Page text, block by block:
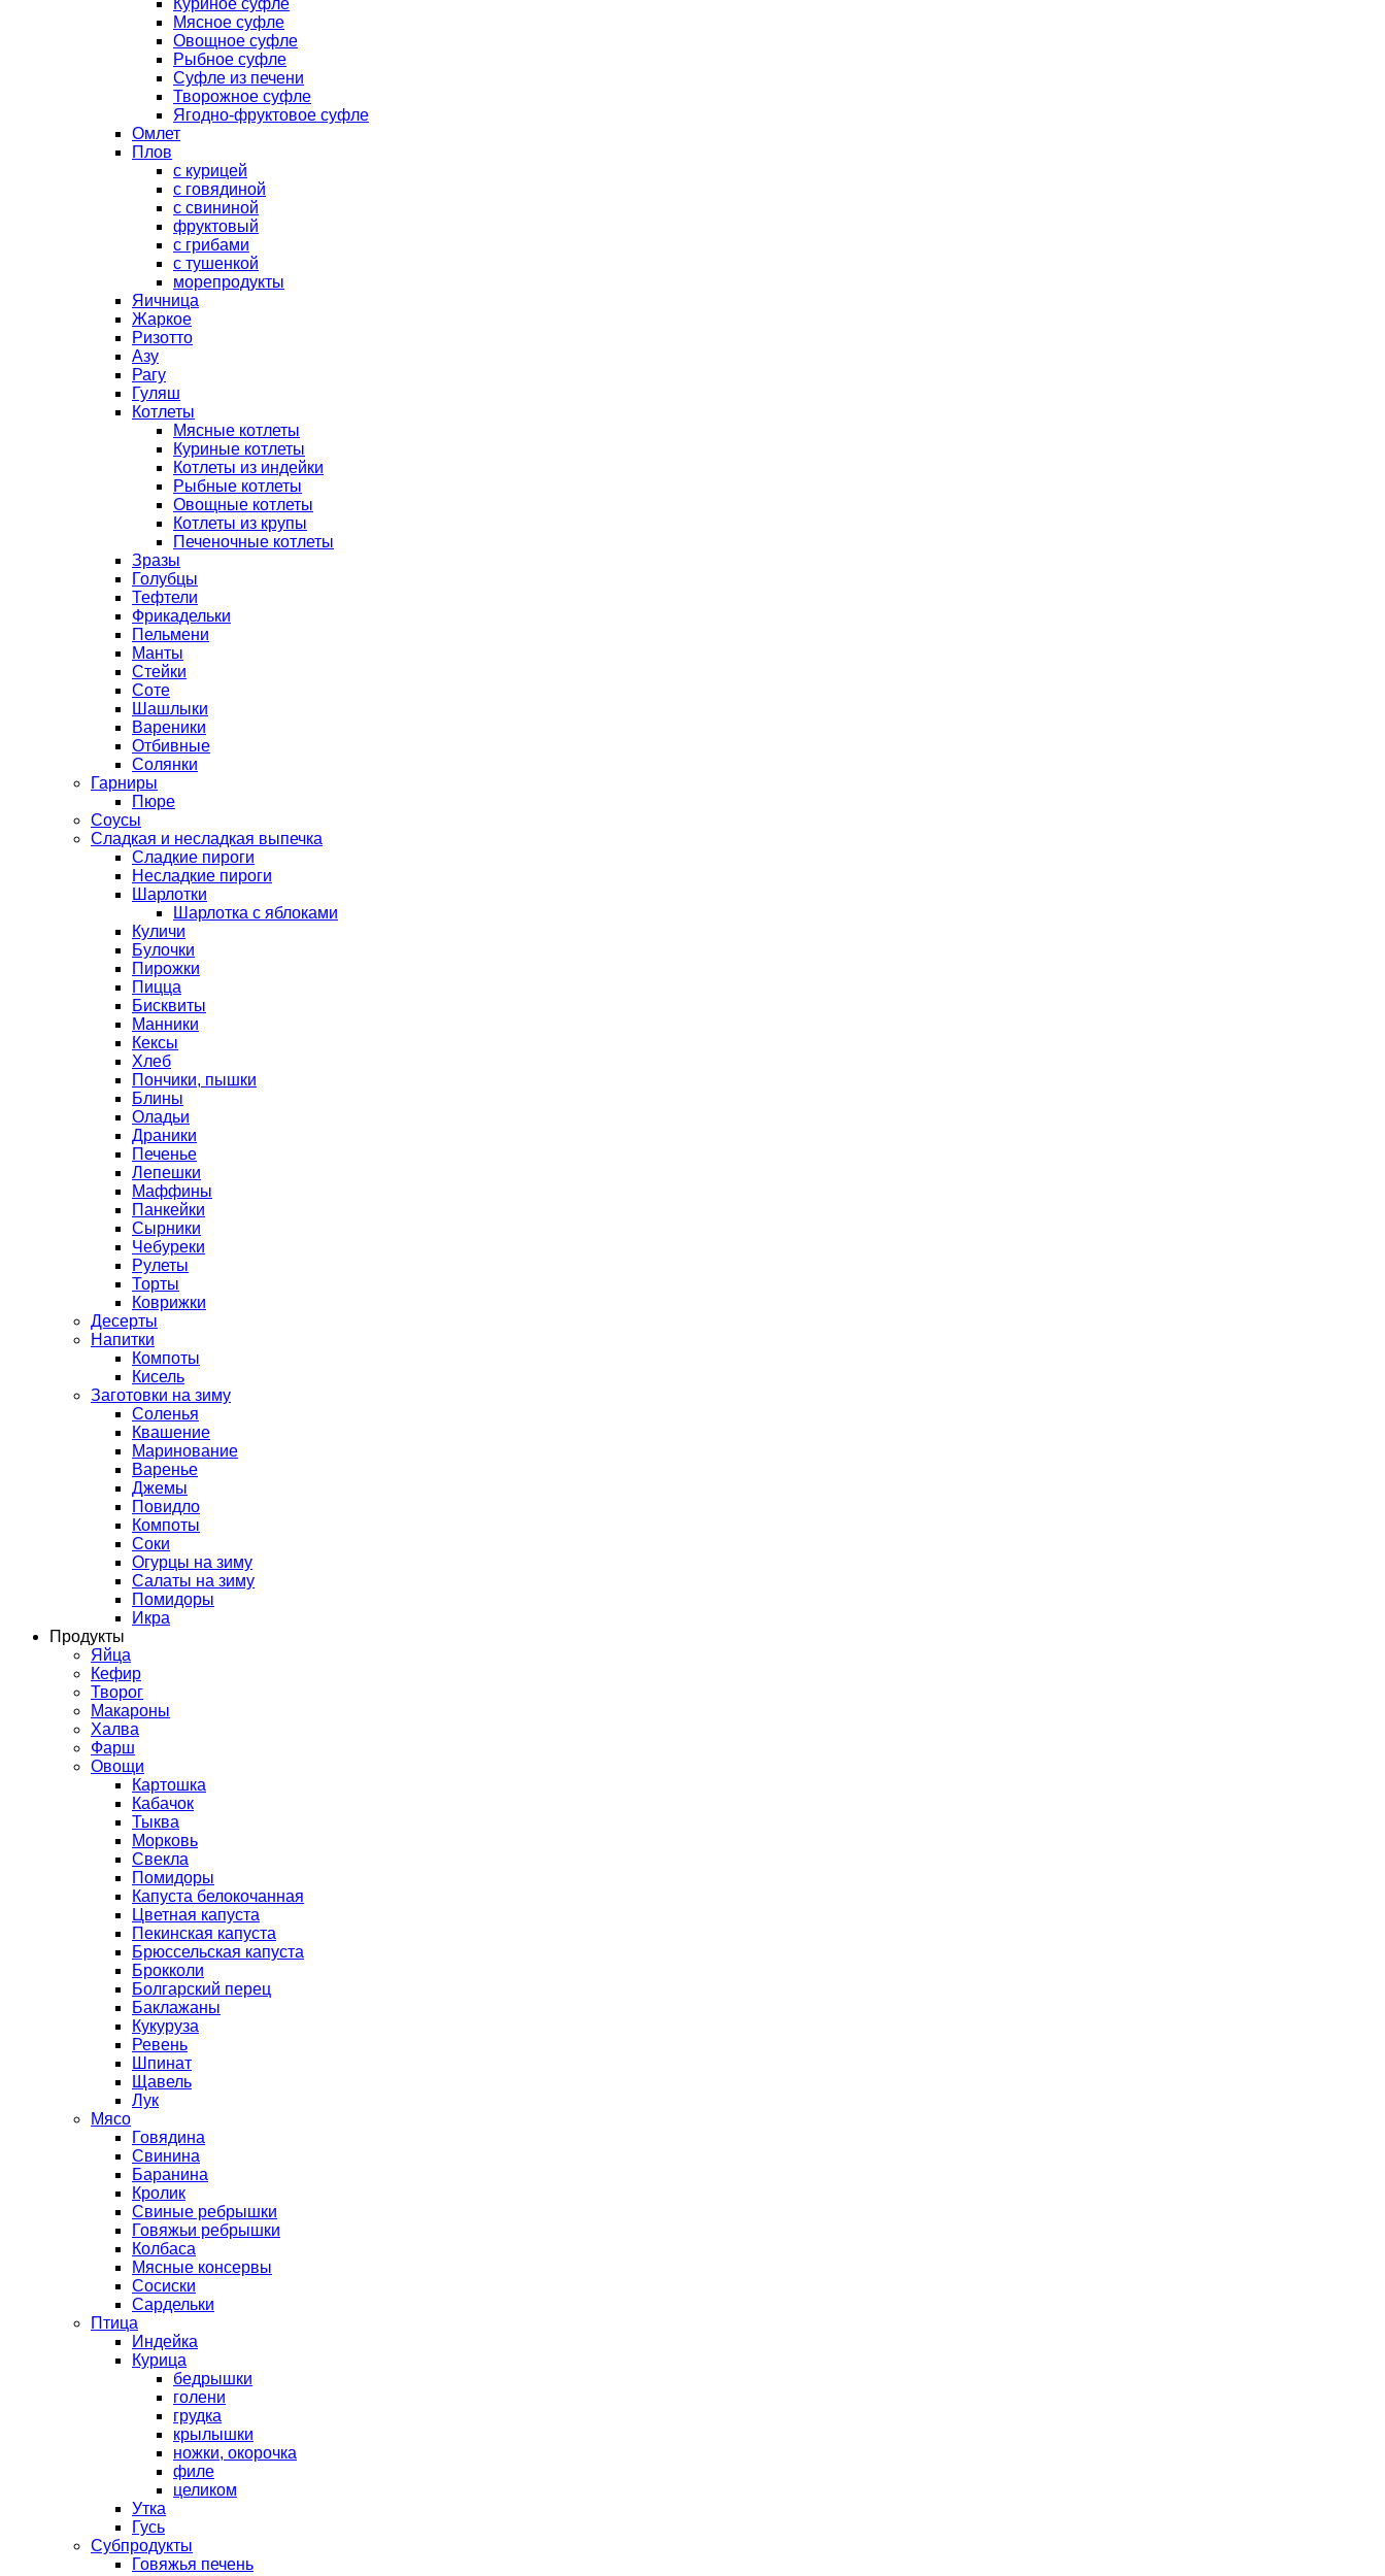
Мясное суфле
Овощное суфле
Рыбное суфле
Суфле из печени
Творожное суфле
Ягодно-фруктовое суфле
Омлет
Плов
с курицей
с говядиной
с свининой
фруктовый
с грибами
с тушенкой
морепродукты
Яичница
Жаркое
Ризотто
Азу
Рагу
Гуляш
Котлеты
Мясные котлеты
Куриные котлеты
Котлеты из индейки
Рыбные котлеты
Овощные котлеты
Котлеты из крупы
Печеночные котлеты
Зразы
Голубцы
Тефтели
Фрикадельки
Пельмени
Манты
Стейки
Соте
Шашлыки
Вареники
Отбивные
Солянки
Гарниры
Пюре
Соусы
Сладкая и несладкая выпечка
Сладкие пироги
Несладкие пироги
Шарлотки
Шарлотка с яблоками
Куличи
Булочки
Пирожки
Пицца
Бисквиты
Манники
Кексы
Хлеб
Пончики, пышки
Блины
Оладьи
Драники
Печенье
Лепешки
Маффины
Панкейки
Сырники
Чебуреки
Рулеты
Торты
Коврижки
Десерты
Напитки
Компоты
Кисель
Заготовки на зиму
Соленья
Квашение
Маринование
Варенье
Джемы
Повидло
Компоты
Соки
Огурцы на зиму
Салаты на зиму
Помидоры
Икра
Продукты
Яйца
Кефир
Творог
Макароны
Халва
Фарш
Овощи
Картошка
Кабачок
Тыква
Морковь
Свекла
Помидоры
Капуста белокочанная
Цветная капуста
Пекинская капуста
Брюссельская капуста
Брокколи
Болгарский перец
Баклажаны
Кукуруза
Ревень
Шпинат
Щавель
Лук
Мясо
Говядина
Свинина
Баранина
Кролик
Свиные ребрышки
Говяжьи ребрышки
Колбаса
Мясные консервы
Сосиски
Сардельки
Птица
Индейка
Курица
бедрышки
голени
грудка
крылышки
ножки, окорочка
филе
целиком
Утка
Гусь
Субпродукты
Говяжья печень